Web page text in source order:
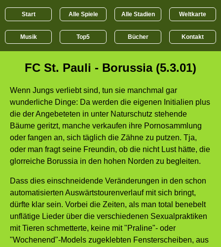
Start Alle Spiele Alle Stadien Weltkarte
Musik Top5 Bücher Kontakt
FC St. Pauli - Borussia (5.3.01)
Wenn Jungs verliebt sind, tun sie manchmal gar
wunderliche Dinge: Da werden die eigenen Initialien plus
die der Angebeteten in unter Naturschutz stehende
Bäume geritzt, manche verkaufen ihre Pornosammlung
oder fangen an, sich täglich die Zähne zu putzen. Tja,
oder man fragt seine Freundin, ob die nicht Lust hätte, die
glorreiche Borussia in den hohen Norden zu begleiten.
Dass dies einschneidende Veränderungen in den schon
automatisierten Auswärtstourenverlauf mit sich bringt,
dürfte klar sein. Vorbei die Zeiten, als man total benebelt
unflätige Lieder über die verschiedenen Sexualpraktiken
mit Tieren schmetterte, keine mit "Praline"- oder
"Wochenend"-Models zugeklebten Fensterscheiben, aus